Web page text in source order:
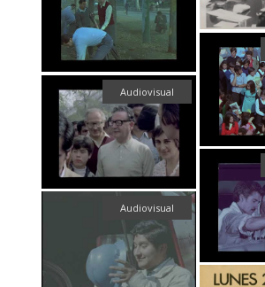
Audiovisual
Audiovisual